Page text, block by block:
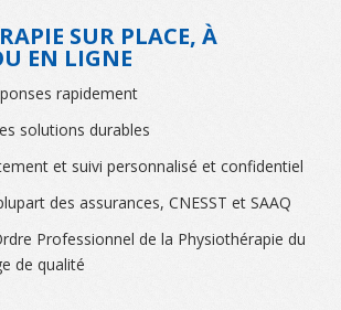
SUR PLACE, À
EN LIGNE
rapidement
solutions durables
et suivi personnalisé et confidentiel
des assurances, CNESST et SAAQ
Professionnel de la Physiothérapie du
de qualité